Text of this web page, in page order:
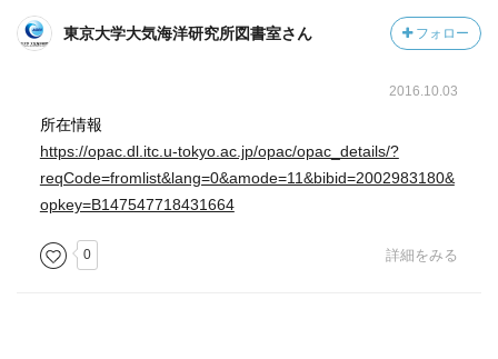
東京大学大気海洋研究所図書室さん フォロー
2016.10.03
所在情報
https://opac.dl.itc.u-tokyo.ac.jp/opac/opac_details/?
reqCode=fromlist&lang=0&amode=11&bibid=2002983180&
opkey=B147547718431664
0 詳細をみる